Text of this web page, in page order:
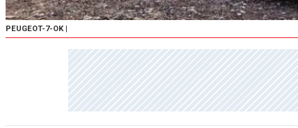
PEUGEOT-7-OK|